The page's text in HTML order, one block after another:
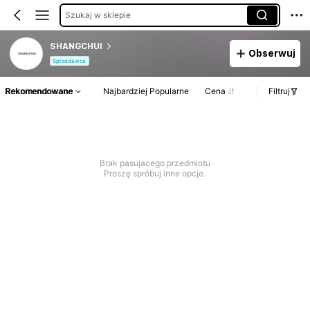
Szukaj w sklepie
SHANGCHUI
Sprzedawca
Obserwuj
Rekomendowane Najbardziej Popularne Cena Filtruj
Brak pasujacego przedmiotu
Proszę spróbuj inne opcje.